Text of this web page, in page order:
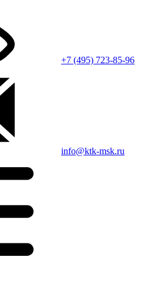
+7 (495) 723-85-96
info@ktk-msk.ru